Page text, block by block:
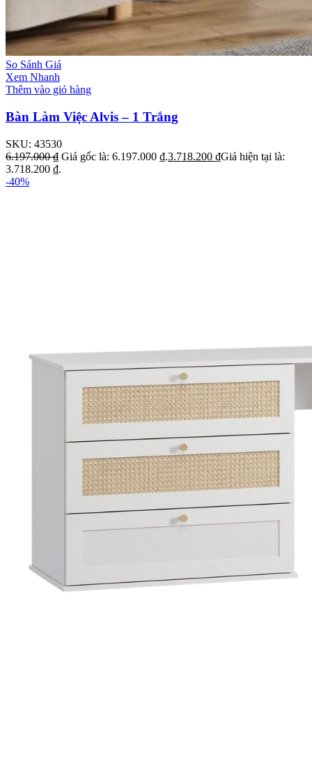
So Sánh Giá
Xem Nhanh
Thêm vào giỏ hàng
Bàn Làm Việc Alvis – 1 Trắng
SKU: 43530
6.197.000₫ Giá gốc là: 6.197.000 ₫.3.718.200 ₫Giá hiện tại là:
3.718.200 ₫.
-40%